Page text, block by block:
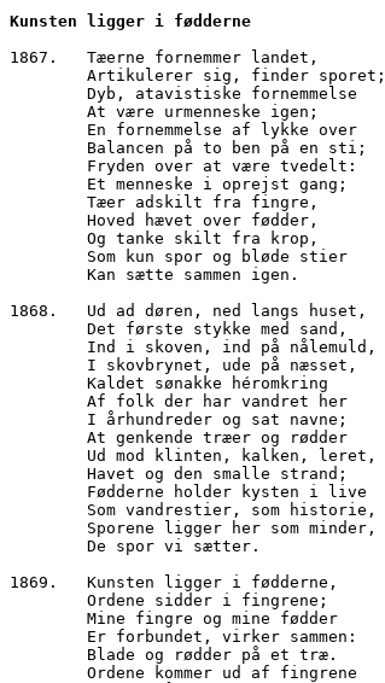
Kunsten ligger i fødderne
1867.	Tæerne fornemmer landet,
        Artikulerer sig, finder sporet;
        Dyb, atavistiske fornemmelse
        At være urmenneske igen;
        En fornemmelse af lykke over
        Balancen på to ben på en sti;
        Fryden over at være tvedelt:
        Et menneske i oprejst gang;
        Tæer adskilt fra fingre,
        Hoved hævet over fødder,
        Og tanke skilt fra krop,
        Som kun spor og bløde stier
        Kan sætte sammen igen.
1868.	Ud ad døren, ned langs huset,
        Det første stykke med sand,
        Ind i skoven, ind på nålemuld,
        I skovbrynet, ude på næsset,
        Kaldet sønakke héromkring
        Af folk der har vandret her
        I århundreder og sat navne;
        At genkende træer og rødder
        Ud mod klinten, kalken, leret,
        Havet og den smalle strand;
        Fødderne holder kysten i live
        Som vandrestier, som historie,
        Sporene ligger her som minder,
        De spor vi sætter.
1869.	Kunsten ligger i fødderne,
        Ordene sidder i fingrene;
        Mine fingre og mine fødder
        Er forbundet, virker sammen:
        Blade og rødder på et træ.
        Ordene kommer ud af fingrene